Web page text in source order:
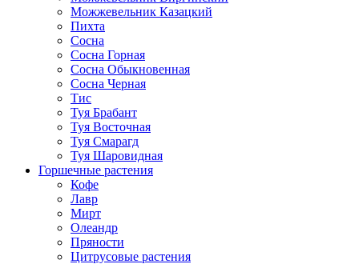
Можжевельник Казацкий
Пихта
Сосна
Сосна Горная
Сосна Обыкновенная
Сосна Черная
Тис
Туя Брабант
Туя Восточная
Туя Смарагд
Туя Шаровидная
Горшечные растения
Кофе
Лавр
Мирт
Олеандр
Пряности
Цитрусовые растения